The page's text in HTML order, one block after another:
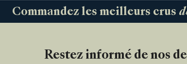
Commandez les meilleurs crus
Restez informé de nos